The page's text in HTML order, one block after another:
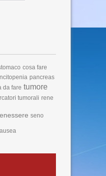
cosa fare
pancreas
da fare tumore
tumorali rene
seno